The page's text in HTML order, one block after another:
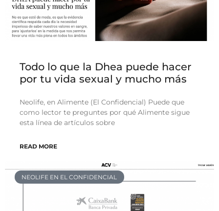
Todo lo que la Dhea puede hacer
por tu vida sexual y mucho más
Neolife, en Alimente (El Confidencial) Puede que
como lector te preguntes por qué Alimente sigue
esta línea de artículos sobre
READ MORE
NEOLIFE EN EL CONFIDENCIAL